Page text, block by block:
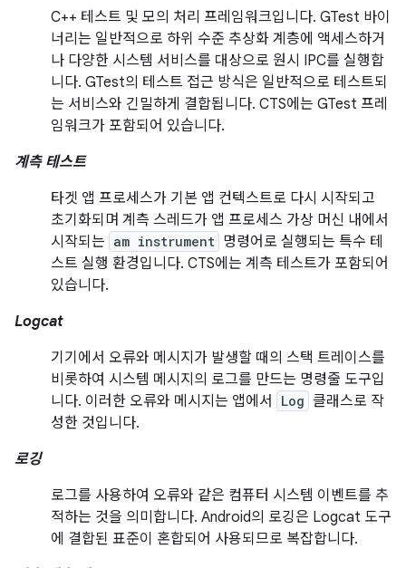
C++ 테스트 및 모의 처리 프레임워크입니다. GTest 바이
너리는 일반적으로 하위 수준 추상화 계층에 액세스하거
나 다양한 시스템 서비스를 대상으로 원시 IPC를 실행합
니다. GTest의 테스트 접근 방식은 일반적으로 테스트되
는 서비스와 긴밀하게 결합됩니다. CTS에는 GTest 프레
임워크가 포함되어 있습니다.
계측 테스트
타겟 앱 프로세스가 기본 앱 컨텍스트로 다시 시작되고
초기화되며 계측 스레드가 앱 프로세스 가상 머신 내에서
시작되는 am instrument 명령어로 실행되는 특수 테
스트 실행 환경입니다. CTS에는 계측 테스트가 포함되어
있습니다.
Logcat
기기에서 오류와 메시지가 발생할 때의 스택 트레이스를
비롯하여 시스템 메시지의 로그를 만드는 명령줄 도구입
니다. 이러한 오류와 메시지는 앱에서
Log 클래스로 작
성한 것입니다.
로깅
로그를 사용하여 오류와 같은 컴퓨터 시스템 이벤트를 추
적하는 것을 의미합니다. Android의 로깅은 Logcat 도구
에 결합된 표준이 혼합되어 사용되므로 복잡합니다.